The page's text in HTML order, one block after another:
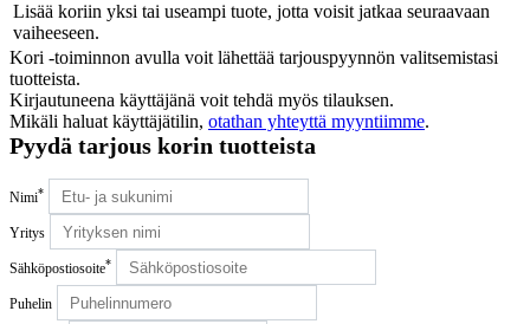
Lisää koriin yksi tai useampi tuote, jotta voisit jatkaa seuraavaan
vaiheeseen.
Kori -toiminnon avulla voit lähettää tarjouspyynnön valitsemistasi
tuotteista.
Kirjautuneena käyttäjänä voit tehdä myös tilauksen.
Mikäli haluat käyttäjätilin, otathan yhteyttä myyntiimme.
Pyydä tarjous korin tuotteista
Nimi*
Yritys
Sähköpostiosoite*
Puhelin